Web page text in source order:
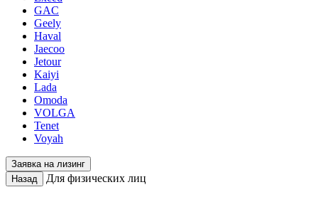
GAC
Geely
Haval
Jaecoo
Jetour
Kaiyi
Lada
Omoda
VOLGA
Tenet
Voyah
Заявка на лизинг
Назад
Для физических лиц